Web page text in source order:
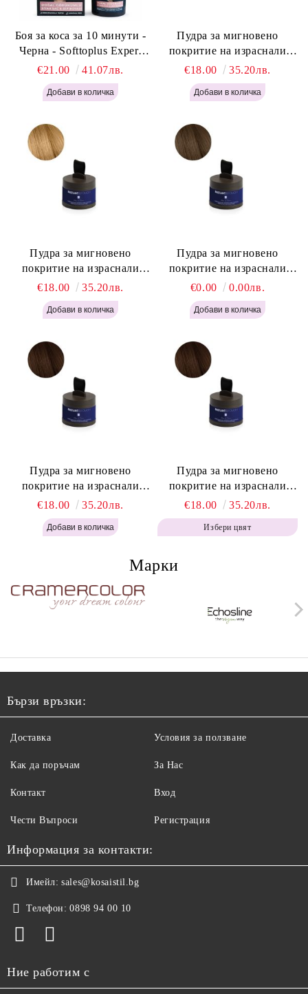
Боя за коса за 10 минути -
Черна - Softtoplus Expert
Woman Black 400мл
€21.00 41.07лв.
Пудра за мигновено
покритие на израснали
корени Светло Русо - Labor
Pro Instant Retouch Powder -
Light Blonde H646
€18.00 35.20лв.
Пудра за мигновено
покритие на израснали
корени Русо - Labor Pro
Instant Retouch Powder -
Blonde H645
€18.00 35.20лв.
Пудра за мигновено
покритие на израснали
корени Светло Кафяво -
Labor Pro Instant Retouch
Powder - Light Brown H644
€0.00 0.00лв.
Пудра за мигновено
покритие на израснали
корени Топло Кафяво -
Labor Pro Instant Retouch
Powder - Warm Brown H643
€18.00 35.20лв.
Пудра за мигновено
покритие на израснали
корени Кафяво - Labor Pro
Instant Retouch Powder -
Brown H642
€18.00 35.20лв.
Избери цвят
Марки
Бързи връзки:
Доставка
Как да поръчам
Контакт
Чести Въпроси
Условия за ползване
За Нас
Вход
Регистрация
Информация за контакти:
Имейл: sales@kosaistil.bg
Телефон: 0898 94 00 10
Ние работим с